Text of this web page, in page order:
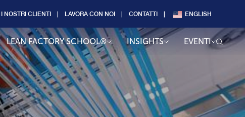
I NOSTRI CLIENTI LAVORA CON NOI CONTATTI ENGLISH
LEAN FACTORY SCHOOL® INSIGHTS EVENTI